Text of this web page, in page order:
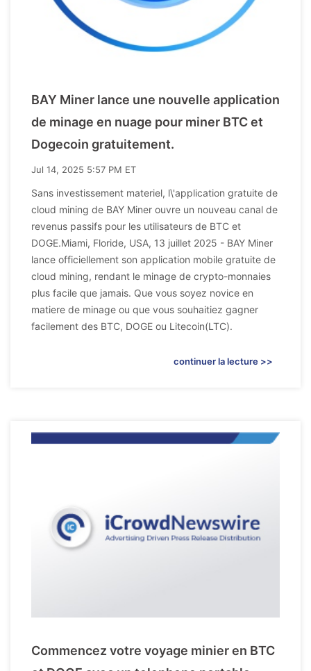
BAY Miner lance une nouvelle application
de minage en nuage pour miner BTC et
Dogecoin gratuitement.
Jul 14, 2025 5:57 PM ET
Sans investissement materiel, l\'application gratuite de
cloud mining de BAY Miner ouvre un nouveau canal de
revenus passifs pour les utilisateurs de BTC et
DOGE.Miami, Floride, USA, 13 juillet 2025 - BAY Miner
lance officiellement son application mobile gratuite de
cloud mining, rendant le minage de crypto-monnaies
plus facile que jamais. Que vous soyez novice en
matiere de minage ou que vous souhaitiez gagner
facilement des BTC, DOGE ou Litecoin(LTC).
continuer la lecture >>
Commencez votre voyage minier en BTC